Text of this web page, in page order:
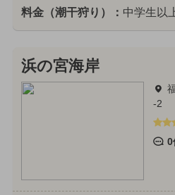
料金（潮干狩り）： 中学生以
浜の宮海岸
-2
0